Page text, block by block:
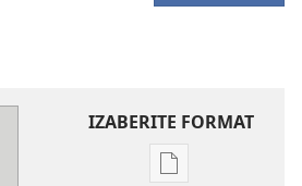
IZABERITE FORMAT
Postavke